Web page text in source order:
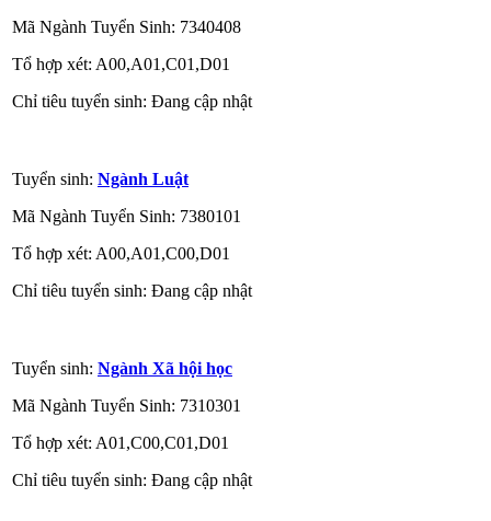
Mã Ngành Tuyển Sinh: 7340408
Tổ hợp xét: A00,A01,C01,D01
Chỉ tiêu tuyển sinh: Đang cập nhật
Tuyển sinh: Ngành Luật
Mã Ngành Tuyển Sinh: 7380101
Tổ hợp xét: A00,A01,C00,D01
Chỉ tiêu tuyển sinh: Đang cập nhật
Tuyển sinh: Ngành Xã hội học
Mã Ngành Tuyển Sinh: 7310301
Tổ hợp xét: A01,C00,C01,D01
Chỉ tiêu tuyển sinh: Đang cập nhật